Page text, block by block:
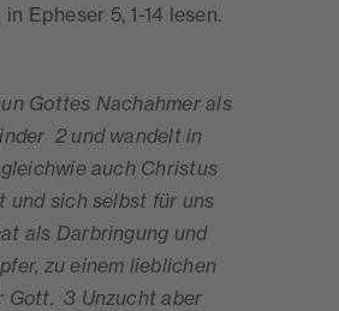
Epheser 5, 1-14 lesen.
Gottes Nachahmer als
2 und wandelt in
auch Christus
und sich selbst für uns
als Darbringung und
zu einem lieblichen
Gott. 3 Unzucht aber